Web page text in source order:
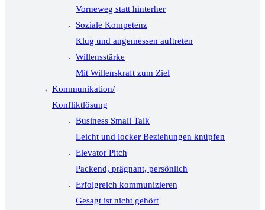
Vorneweg statt hinterher
Soziale Kompetenz
Klug und angemessen auftreten
Willensstärke
Mit Willenskraft zum Ziel
Kommunikation/
Konfliktlösung
Business Small Talk
Leicht und locker Beziehungen knüpfen
Elevator Pitch
Packend, prägnant, persönlich
Erfolgreich kommunizieren
Gesagt ist nicht gehört